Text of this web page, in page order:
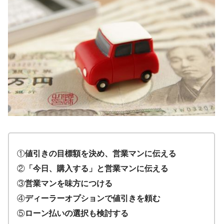
①値引きの目標額を決め、営業マンに伝える
② 「今日、購入する」と営業マンに伝える
③営業マンを味方につける
④ディーラーオプションで値引きを頼む
⑤ローン払いの選択も検討する